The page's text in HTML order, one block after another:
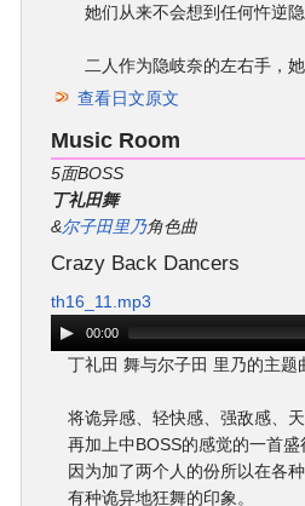
她们从来不会想到任何忤逆隐
二人作为隐岐奈的左右手，她
查看日文原文
Music Room
5面BOSS
丁礼田舞
&尔子田里乃角色曲
Crazy Back Dancers
th16_11.mp3
00:00
丁礼田 舞与尔子田 里乃的主题
将诡异感、轻快感、强敌感、
再加上中BOSS的感觉的一首盛
因为加了两个人的份所以在各
有种诡异地狂舞的印象。